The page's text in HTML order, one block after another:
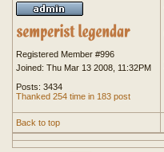
Registered Member #996
Joined: Thu Mar 13 2008, 11:32PM
Posts: 3434
Thanked 254 time in 183 post
Back to top